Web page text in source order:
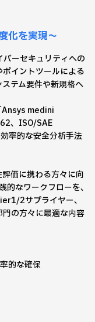
化を実現～
ーセキュリティへの
イントツールによる
テム要件や新規格へ
Ansys medini
、ISO/SAE
率的な安全分析手法
価に携わる方々に向
なワークフローを、
2サプライヤー、
の方々に最適な内容
的な確保